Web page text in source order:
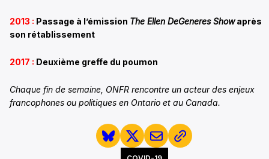
2013 : Passage à l’émission The Ellen DeGeneres Showaprès
son rétablissement
2017 : Deuxième greffe du poumon
Chaque fin de semaine, ONFR rencontre un acteur des enjeux
francophones ou politiques en Ontario et au Canada.